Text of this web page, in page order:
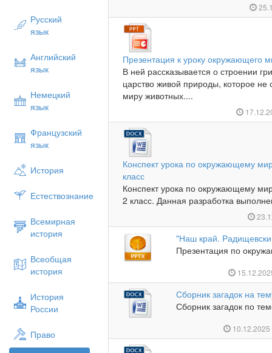
Русский
язык
Английский
язык
Немецкий
язык
Французский
язык
История
Естествознание
Всемирная
история
Всеобщая
история
История
России
Право
Презентация к уроку окружающего
В ней рассказывается о строении
царство живой природы, которое не
миру животных....
Конспект урока по окружающему
класс
Конспект урока по окружающему
2 класс. Данная разработка
"Наш край.
Презентация по
Сборник загадок на
Сборник загадок по
10.12.2025